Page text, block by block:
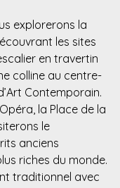
explorerons la
les sites
en travertin
colline au centre-
Contemporain.
la Place de la
le
anciens
riches du monde.
traditionnel avec